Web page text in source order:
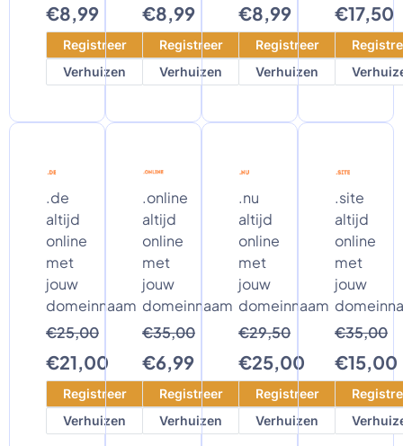
€8,99
Registreer
Verhuizen
€8,99
Registreer
Verhuizen
€8,99
Registreer
Verhuizen
€17,50
.de
altijd
online
met
jouw
domeinnaam
€25,00
€21,00
Registreer
Verhuizen
.online
altijd
online
met
jouw
domeinnaam
€35,00
€6,99
Registreer
Verhuizen
.nu
altijd
online
met
jouw
domeinnaam
€29,50
€25,00
Registreer
Verhuizen
.site
altijd
online
met
jouw
€35,00
€15,00